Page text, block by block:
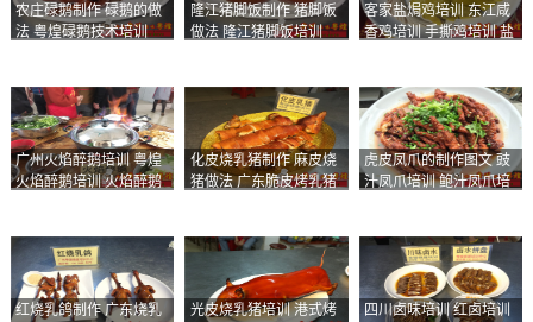
农庄碌鹅制作 碌鹅的做
法 粤煌碌鹅技术培训
隆江猪脚饭制作 猪脚饭
做法 隆江猪脚饭培训
客家盐焗鸡培训 东江咸
香鸡培训 手撕鸡培训 盐
广州火焰醉鹅培训 粤煌
火焰醉鹅培训 火焰醉鹅
化皮烧乳猪制作 麻皮烧
猪做法 广东脆皮烤乳猪
虎皮凤爪的制作图文 豉
汁凤爪培训 鲍汁凤爪培
红烧乳鸽制作 广东烧乳
光皮烧乳猪培训 港式烤
四川卤味培训 红卤培训